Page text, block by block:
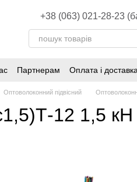
+38 (063) 021-28-23
Партнерам Оплата і
Оптоволоконний підвісний
12 1,5 кН